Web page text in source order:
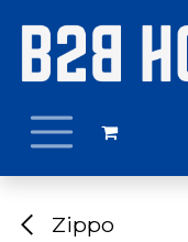
Zippo